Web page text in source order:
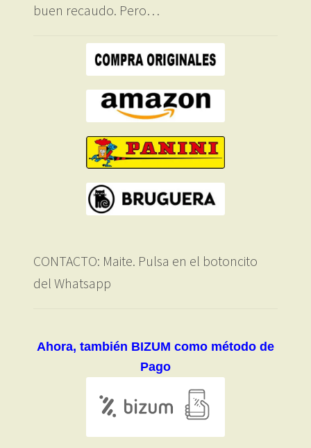
buen recaudo. Pero…
CONTACTO: Maite. Pulsa en el botoncito
del Whatsapp
Ahora, también BIZUM como método de
Pago